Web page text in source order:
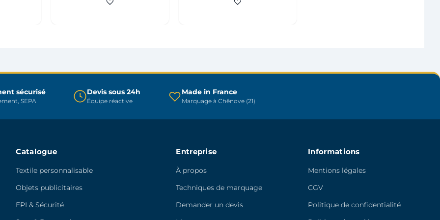
sur
la
choisies
du
choisies
du
sécurisé
SEPA
Devis sous 24h
Équipe réactive
Made in France
Marquage à Chênove (21)
Catalogue
Textile personnalisable
Objets publicitaires
EPI & Sécurité
Entreprise
À propos
Techniques de marquage
Demander un devis
Informations
Mentions légales
CGV
Politique de confidentialité